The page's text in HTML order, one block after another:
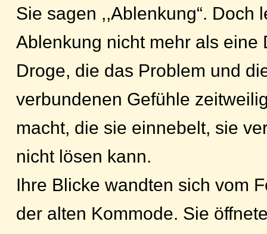
Sie sagen ,,Ablenkung“. Doch
Ablenkung nicht mehr als eine
Droge, die das Problem und
verbundenen Gefühle
macht, die sie einnebelt, sie
nicht lösen kann.
Ihre Blicke wandten sich vom
der alten Kommode. Sie